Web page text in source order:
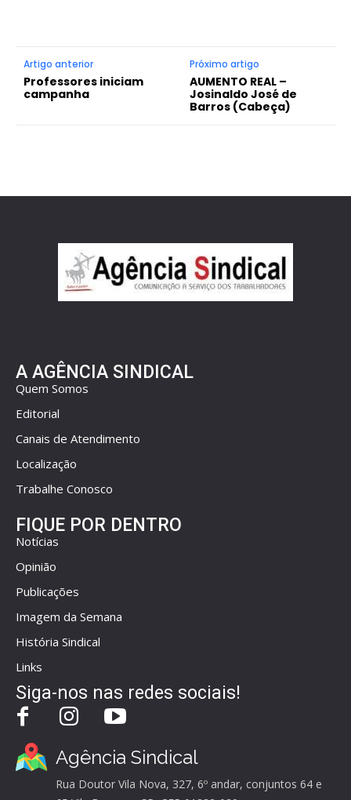
Artigo anterior
Professores iniciam
campanha
Próximo artigo
AUMENTO REAL –
Josinaldo José de
Barros (Cabeça)
A AGÊNCIA SINDICAL
Quem Somos
Editorial
Canais de Atendimento
Localização
Trabalhe Conosco
FIQUE POR DENTRO
Notícias
Opinião
Publicações
Imagem da Semana
História Sindical
Links
Siga-nos nas redes sociais!
Agência Sindical
Rua Doutor Vila Nova, 327, 6º andar, conjuntos 64 e